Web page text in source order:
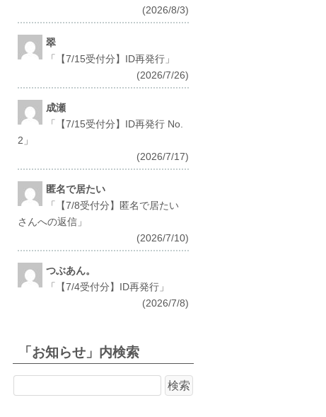
(2026/8/3)
翠
「
【7/15受付分】ID再発行 」
(2026/7/26)
成瀬
「
【7/15受付分】ID再発行 No.
2 」
(2026/7/17)
匿名で居たい
「
【7/8受付分】匿名で居たい
さんへの返信 」
(2026/7/10)
つぶあん。
「
【7/4受付分】ID再発行 」
(2026/7/8)
「お知らせ」内検索